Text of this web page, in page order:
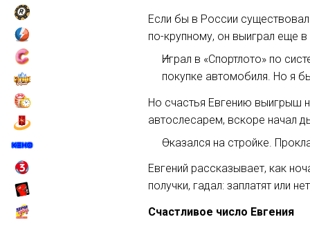
Если бы в России
по-крупному, он выиграл еще в
Играл в «Спортлото» по
покупке автомобиля. Но я
Но счастья Евгению выигрыш
автослесарем, вскоре начал
Оказался на стройке.
Евгений рассказывает, как
получки, гадал: заплатят или
Счастливое число Евгения